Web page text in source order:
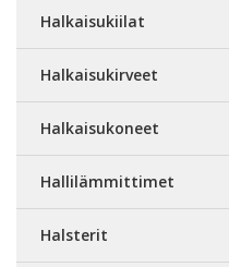
Halkaisukiilat
Halkaisukirveet
Halkaisukoneet
Hallilämmittimet
Halsterit